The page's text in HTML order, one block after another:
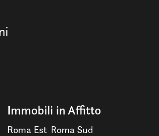
Immobili in Affitto
Roma Est Roma Sud